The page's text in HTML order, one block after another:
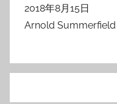
2018年8月15日
Arnold Summerfield